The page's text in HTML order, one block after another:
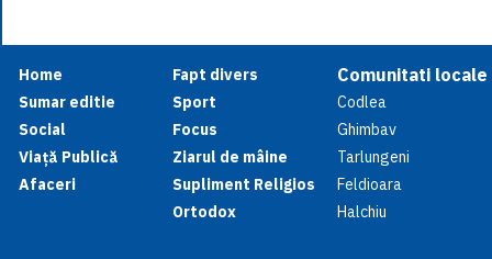
Home
Sumar editie
Social
Viață Publică
Afaceri
Fapt divers
Sport
Focus
Ziarul de mâine
Supliment Religios
Ortodox
Comunitati locale
Codlea
Ghimbav
Tarlungeni
Feldioara
Halchiu